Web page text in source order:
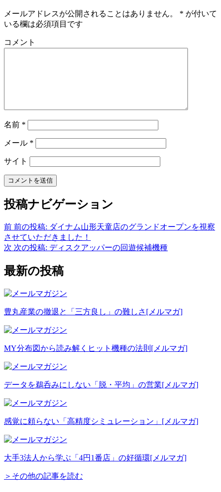
メールアドレスが公開されることはありません。 * が付いて
いる欄は必須項目です
コメント
名前 *
メール *
サイト
投稿ナビゲーション
前 前の投稿: ダイナム山形天童店のグランドオープンを視察
させていただきました！
次 次の投稿: ディスクアッパーの回遊候補機種
最新の投稿
豊丸産業の撤退と「三方良し」の難しさ [メルマガ]
MY分布図から読み解くヒット機種の法則 [メルマガ]
データを鵜呑みにしない「脱・平均」の営業[メルマガ]
感覚に頼らない「高精度シミュレーション」 [メルマガ]
大手3法人から学ぶ「4円1番店」の好循環[メルマガ]
＞その他の記事を読む